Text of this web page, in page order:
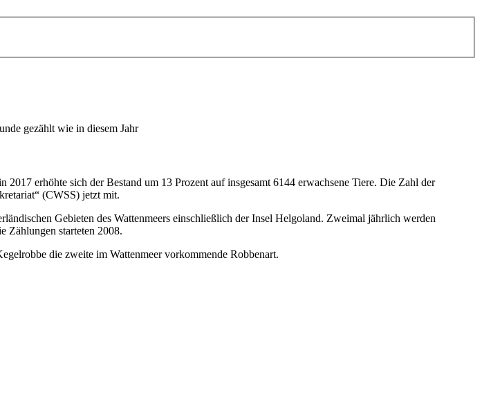
gezählt wie in diesem Jahr
erhöhte sich der Bestand um 13 Prozent auf insgesamt 6144 erwachsene Tiere. Die Zahl der
(CWSS) jetzt mit.
Gebieten des Wattenmeers einschließlich der Insel Helgoland. Zweimal jährlich werden
Zählungen starteten 2008.
die zweite im Wattenmeer vorkommende Robbenart.